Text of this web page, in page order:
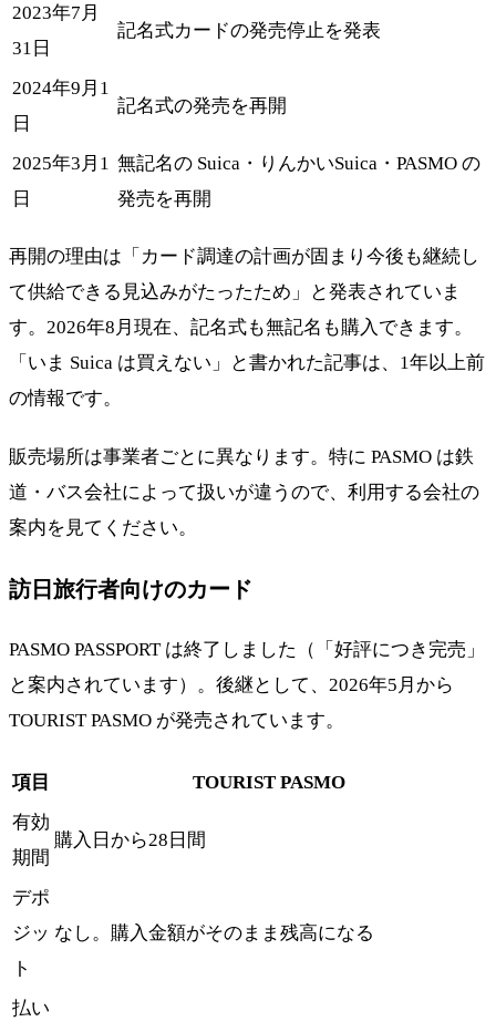
2023年7月
31日
記名式カードの発売停止を発表
2024年9月1
日
記名式の発売を再開
2025年3月1
日
無記名の Suica・りんかいSuica・PASMO の
発売を再開
再開の理由は「カード調達の計画が固まり今後も継続し
て供給できる見込みがたったため」と発表されていま
す。2026年8月現在、記名式も無記名も購入できます。
「いま Suica は買えない」と書かれた記事は、1年以上前
の情報です。
販売場所は事業者ごとに異なります。特に PASMO は鉄
道・バス会社によって扱いが違うので、利用する会社の
案内を見てください。
訪日旅行者向けのカード
PASMO PASSPORT は終了しました（「好評につき完売」
と案内されています）。後継として、2026年5月から
TOURIST PASMO が発売されています。
項目
TOURIST PASMO
有効
期間
購入日から28日間
デポ
ジッ
ト
なし。購入金額がそのまま残高になる
払い